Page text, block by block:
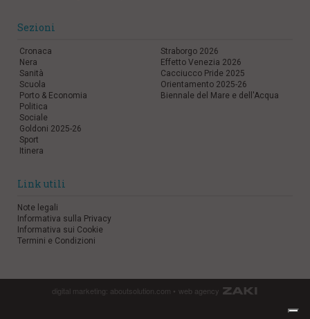
Sezioni
Cronaca
Nera
Sanità
Scuola
Porto & Economia
Politica
Sociale
Goldoni 2025-26
Sport
Itinera
Straborgo 2026
Effetto Venezia 2026
Cacciucco Pride 2025
Orientamento 2025-26
Biennale del Mare e dell'Acqua
Link utili
Note legali
Informativa sulla Privacy
Informativa sui Cookie
Termini e Condizioni
digital marketing: aboutsolution.com •web agency